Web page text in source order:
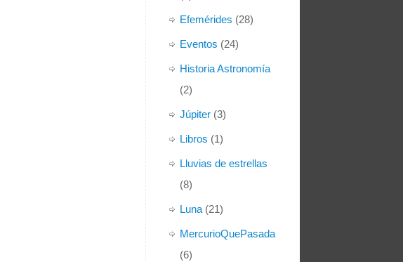
Efemérides (28)
Eventos (24)
Historia Astronomía
(2)
Júpiter (3)
Libros (1)
Lluvias de estrellas
(8)
Luna (21)
MercurioQuePasada
(6)